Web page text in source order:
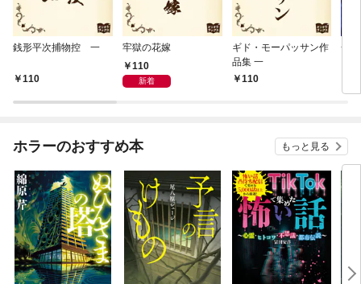
銭形平次捕物控 一
110
牢獄の花嫁
110
新着
ギド・モーパッサン作
品集 一
110
一
ホラーのおすすめ本 もっと見る